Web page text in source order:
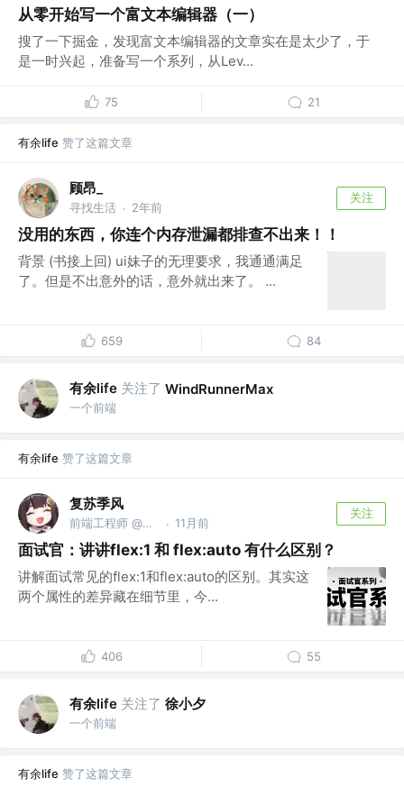
从零开始写一个富文本编辑器（一）
搜了一下掘金，发现富文本编辑器的文章实在是太少了，于
是一时兴起，准备写一个系列，从Lev...
75 21
有余life 赞了这篇文章
顾昂_
寻找生活 · 2年前
关注
没用的东西，你连个内存泄漏都排查不出来！！
背景 (书接上回) ui妹子的无理要求，我通通满足
了。但是不出意外的话，意外就出来了。 ...
659 84
有余life 关注了 WindRunnerMax
一个前端
有余life 赞了这篇文章
复苏季风
前端工程师 @汇川技术 · 11月前
关注
面试官：讲讲flex:1 和 flex:auto 有什么区别？
讲解面试常见的flex:1和flex:auto的区别。其实这
两个属性的差异藏在细节里，今...
406 55
有余life 关注了 徐小夕
一个前端
有余life 赞了这篇文章